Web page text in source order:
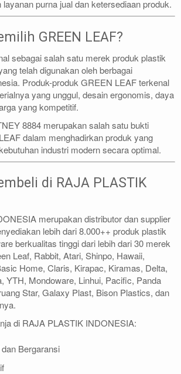
purna jual dan ketersediaan produk.
GREEN LEAF?
sebagai salah satu merek produk plastik
telah digunakan oleh berbagai
Produk-produk GREEN LEAF terkenal
yang unggul, desain ergonomis, daya
yang kompetitif.
8884 merupakan salah satu bukti
dalam menghadirkan produk yang
industri modern secara optimal.
di RAJA PLASTIK
merupakan distributor dan supplier
lebih dari 8.000++ produk plastik
berkualitas tinggi dari lebih dari 30 merek
Leaf, Rabbit, Atari, Shinpo, Hawaii,
Home, Claris, Kirapac, Kiramas, Delta,
YTH, Mondoware, Linhui, Pacific, Panda
Star, Galaxy Plast, Bison Plastics, dan
di RAJA PLASTIK INDONESIA:
Bergaransi